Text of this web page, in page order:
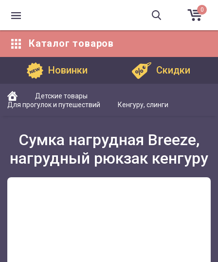
0
Каталог товаров
Новинки Скидки
Детские товары
Для прогулок и путешествий
Кенгуру, слинги
Сумка нагрудная Breeze,
нагрудный рюкзак кенгуру